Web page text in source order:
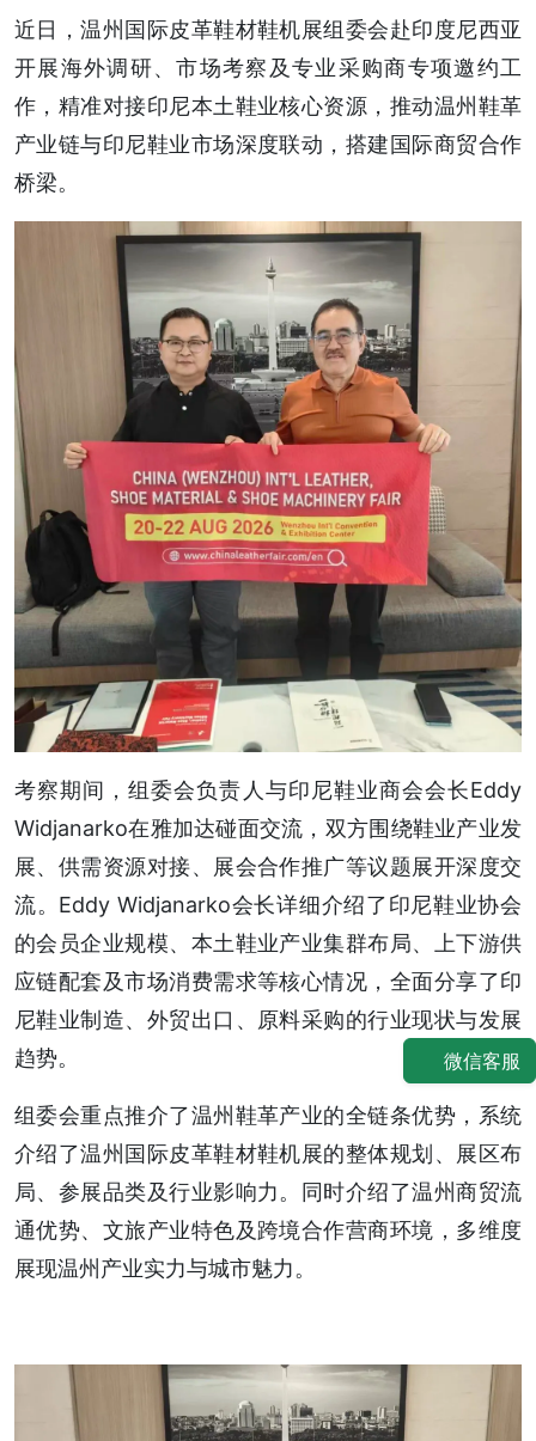
近日，温州国际皮革鞋材鞋机展组委会赴印度尼西亚
开展海外调研、市场考察及专业采购商专项邀约工
作，精准对接印尼本土鞋业核心资源，推动温州鞋革
产业链与印尼鞋业市场深度联动，搭建国际商贸合作
桥梁。
考察期间，组委会负责人与印尼鞋业商会会长Eddy
Widjanarko在雅加达碰面交流，双方围绕鞋业产业发
展、供需资源对接、展会合作推广等议题展开深度交
流。Eddy Widjanarko会长详细介绍了印尼鞋业协会
的会员企业规模、本土鞋业产业集群布局、上下游供
应链配套及市场消费需求等核心情况，全面分享了印
尼鞋业制造、外贸出口、原料采购的行业现状与发展
趋势。
组委会重点推介了温州鞋革产业的全链条优势，系统
介绍了温州国际皮革鞋材鞋机展的整体规划、展区布
局、参展品类及行业影响力。同时介绍了温州商贸流
通优势、文旅产业特色及跨境合作营商环境，多维度
展现温州产业实力与城市魅力。
微信客服